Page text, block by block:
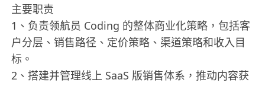
主要职责
1、负责领航员 Coding 的整体商业化策略，包括客
户分层、销售路径、定价策略、渠道策略和收入目
标。
2、搭建并管理线上 SaaS 版销售体系，推动内容获